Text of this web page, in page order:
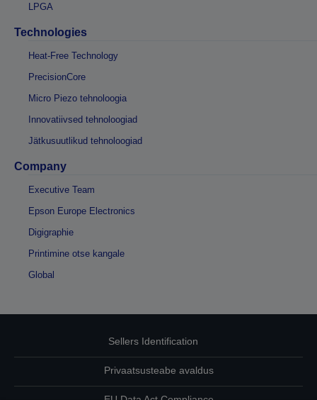
LPGA
Technologies
Heat-Free Technology
PrecisionCore
Micro Piezo tehnoloogia
Innovatiivsed tehnoloogiad
Jätkusuutlikud tehnoloogiad
Company
Executive Team
Epson Europe Electronics
Digigraphie
Printimine otse kangale
Global
Sellers Identification
Privaatsusteabe avaldus